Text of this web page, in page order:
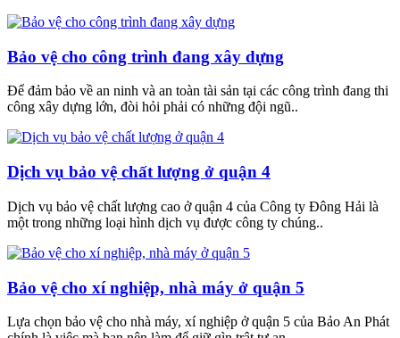
Bảo vệ cho công trình đang xây dựng
Để đảm bảo về an ninh và an toàn tài sản tại các công trình đang thi
công xây dựng lớn, đòi hỏi phải có những đội ngũ..
Dịch vụ bảo vệ chất lượng ở quận 4
Dịch vụ bảo vệ chất lượng cao ở quận 4 của Công ty Đông Hải là
một trong những loại hình dịch vụ được công ty chúng..
Bảo vệ cho xí nghiệp, nhà máy ở quận 5
Lựa chọn bảo vệ cho nhà máy, xí nghiệp ở quận 5 của Bảo An Phát